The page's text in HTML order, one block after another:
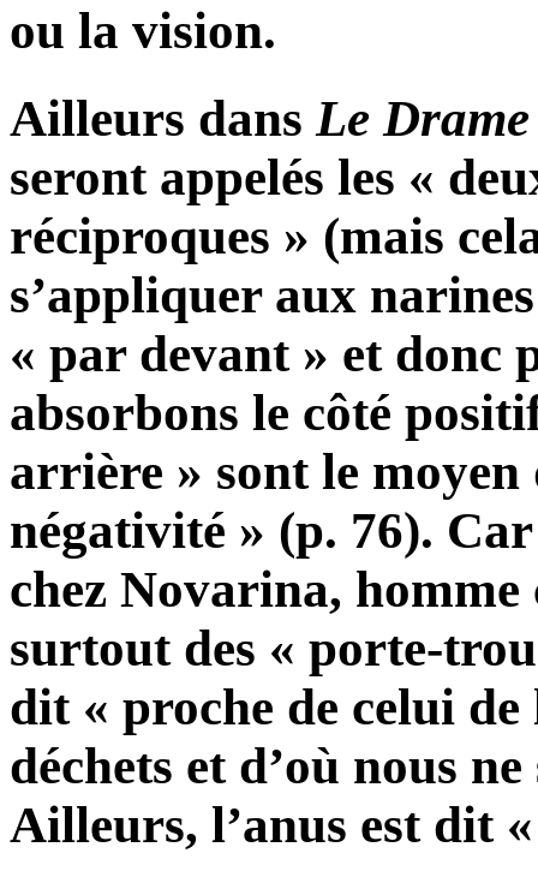
ou la vision.
Ailleurs dans Le
seront appelés les «
réciproques » (mais
s’appliquer aux
« par devant » et donc
absorbons le côté
arrière » sont le moyen
négativité » (p. 76).
chez Novarina, homme
surtout des « porte-
dit « proche de celui
déchets et d’où nous
Ailleurs, l’anus est dit